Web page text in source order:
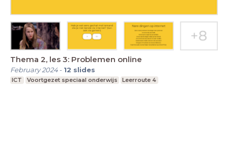
Thema 2, les 3: Problemen online
February 2024- 12 slides
ICT Voortgezet speciaal onderwijs Leerroute 4